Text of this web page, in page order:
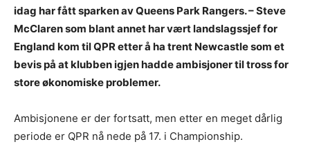
idag har fått sparken av Queens Park Rangers. – Steve
McClaren som blant annet har vært landslagssjef for
England kom til QPR etter å ha trent Newcastle som et
bevis på at klubben igjen hadde ambisjoner til tross for
store økonomiske problemer.
Ambisjonene er der fortsatt, men etter en meget dårlig
periode er QPR nå nede på 17. i Championship.